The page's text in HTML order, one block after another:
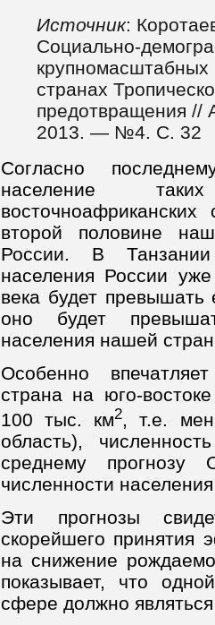
Источник:
Социально-
крупномасштабных
странах
предотвращения //
2013. — №4. С. 32
Согласно
население
второй половине
России. В Танзании
населения России
века будет
оно будет
населения нашей
Особенно
страна на юго-
100 тыс. км2, т.е.
область),
среднему прогнозу
численности
Эти прогнозы
скорейшего принятия
на снижение
показывает, что
сфере должно